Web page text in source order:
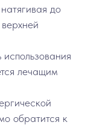
до
использования
лечащим
обратится к